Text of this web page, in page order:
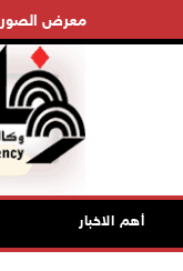
معرض الصور
أهم الاخبار